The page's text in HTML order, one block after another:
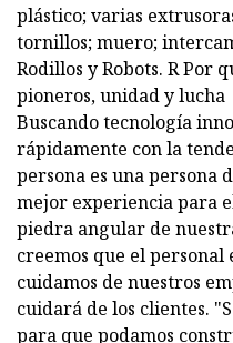
plástico; varias
tornillos; muero;
Rodillos y Robots. R Por
pioneros, unidad y lucha
Buscando tecnología
rápidamente con la
persona es una persona
mejor experiencia para
piedra angular de
creemos que el personal
cuidamos de nuestros
cuidará de los clientes.
para que podamos